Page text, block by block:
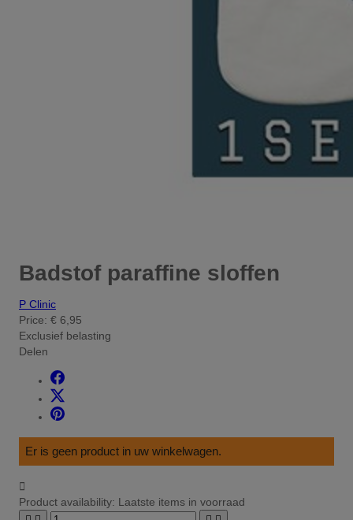
Badstof paraffine sloffen
P Clinic
Price: € 6,95
Exclusief belasting
Delen
Er is geen product in uw winkelwagen.

Product availability: Laatste items in voorraad